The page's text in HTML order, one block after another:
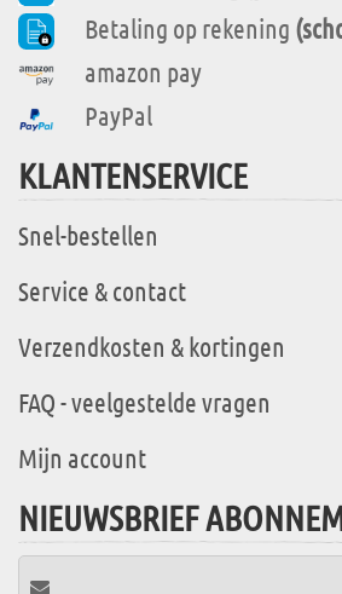
Betaling op rekening
amazon pay
PayPal
KLANTENSERVICE
Snel-bestellen
Service & contact
Verzendkosten & kortingen
FAQ - veelgestelde vragen
Mijn account
NIEUWSBRIEF